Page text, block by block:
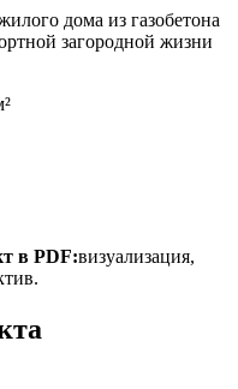
дома из газобетона
загородной жизни
в PDF:визуализация,